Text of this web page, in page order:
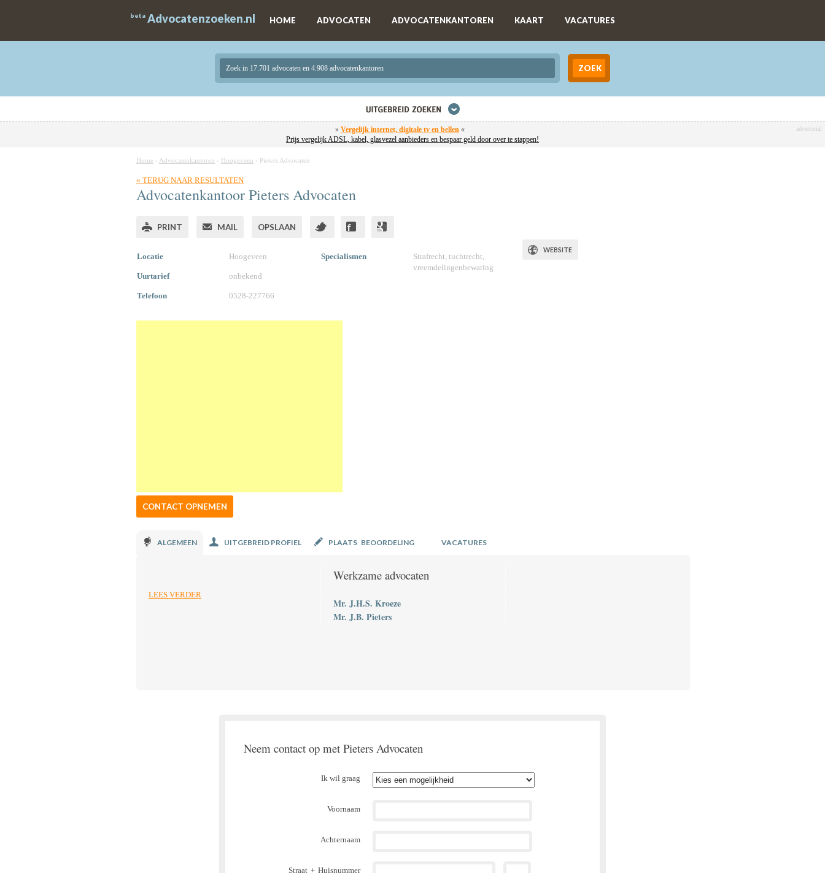
beta Advocatenzoeken.nl HOME ADVOCATEN ADVOCATENKANTOREN KAART VACATURES
Zoek in 17.701 advocaten en 4.908 advocatenkantoren
» Vergelijk internet, digitale tv en bellen« advertorial
Prijs vergelijk ADSL, kabel, glasvezel aanbieders en bespaar geld door over te stappen!
Home › Advocatenkantoren › Hoogeveen › Pieters Advocaten
« TERUG NAAR RESULTATEN
Advocatenkantoor Pieters Advocaten
PRINT MAIL OPSLAAN
Locatie Hoogeveen
Uurtarief onbekend
Telefoon 0528-227766
Specialismen
Strafrecht, tuchtrecht,
vreemdelingenbewaring
CONTACT OPNEMEN
WEBSITE
ALGEMEEN UITGEBREID PROFIEL PLAATS BEOORDELING VACATURES
LEES VERDER
Werkzame advocaten
Mr. J.H.S. Kroeze
Mr. J.B. Pieters
Neem contact op met Pieters Advocaten
Ik wil graag
Voornaam
Achternaam
Straat + Huisnummer